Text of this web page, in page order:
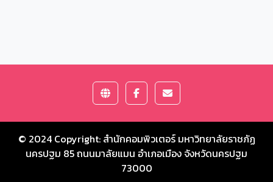
© 2024 Copyright: สำนักคอมพิวเตอร์ มหาวิทยาลัยราชภัฏ
นครปฐม 85 ถนนมาลัยแมน อำเภอเมือง จังหวัดนครปฐม
73000